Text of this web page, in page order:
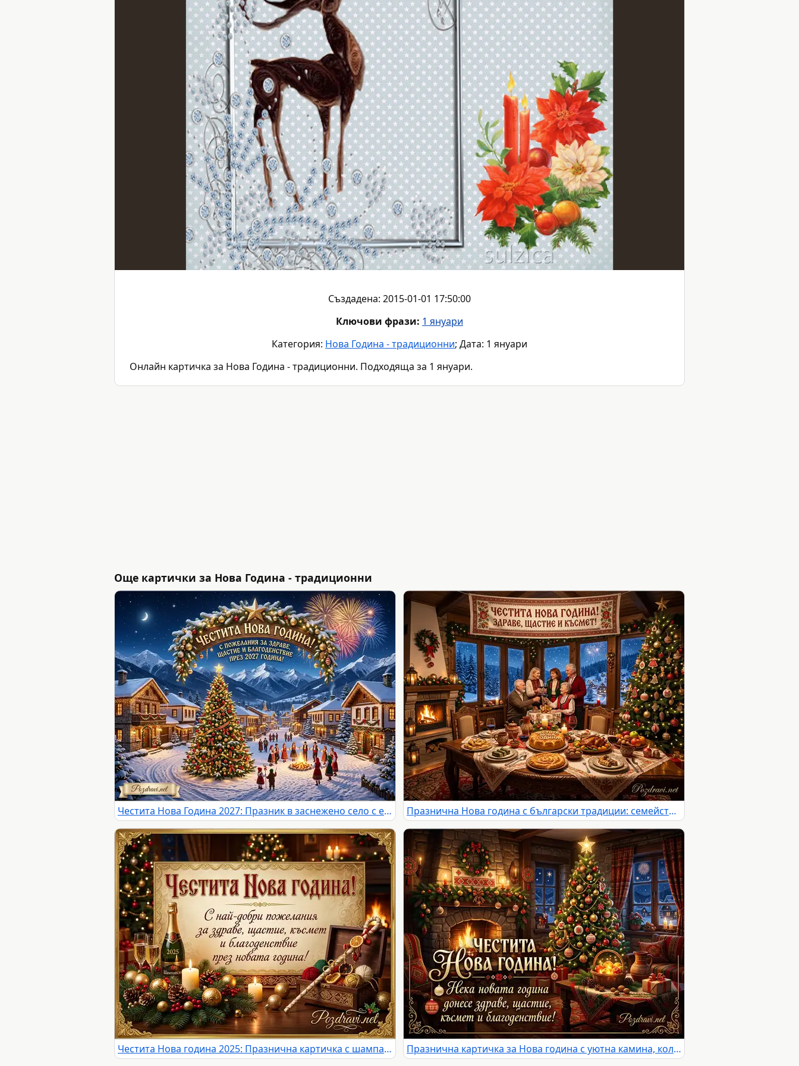
Създадена: 2015-01-01 17:50:00
Ключови фрази: 1 януари
Категория: Нова Година - традиционни; Дата: 1 януари
Онлайн картичка за Нова Година - традиционни. Подходяща за 1 януари.
Още картички за Нова Година - традиционни
Честита Нова Година 2027: Празник в заснежено село с елха, хоро и фойерверки Празнична Нова година с български традиции: семейство, уют, богата трапеза и зимна магия.
Честита Нова година 2025: Празнична картичка с шампанско, свещи и топли пожелания. Празнична картичка за Нова година с уютна камина, коледна елха и пожелания